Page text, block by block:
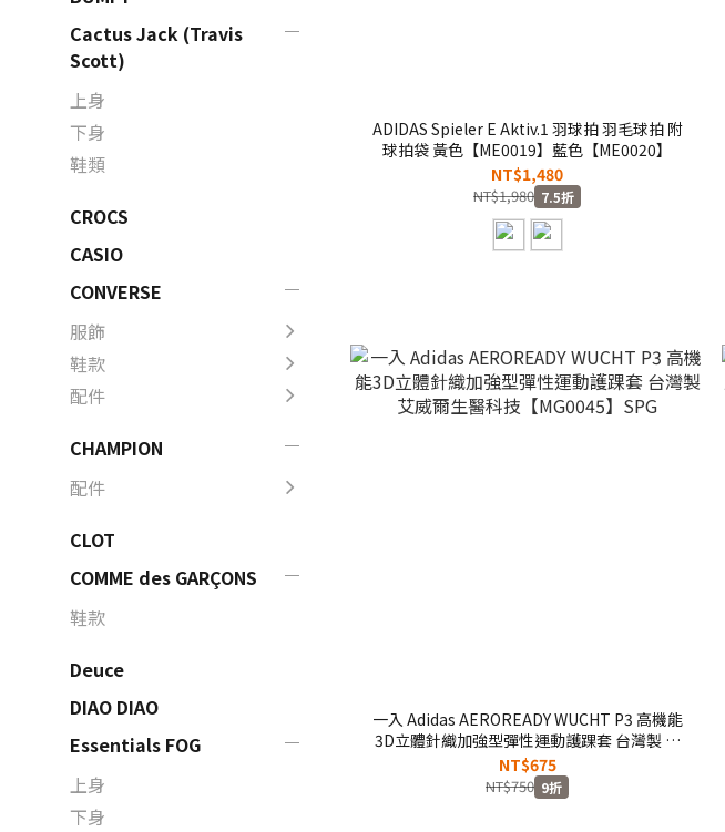
Cactus Jack (Travis
Scott)
上身
下身
鞋類
CROCS
CASIO
CONVERSE
服飾
鞋款
配件
CHAMPION
配件
CLOT
COMME des GARÇONS
鞋款
Deuce
DIAO DIAO
Essentials FOG
上身
下身
ADIDAS Spieler E Aktiv.1 羽球拍 羽毛球拍 附
球拍袋 黃色【ME0019】藍色【ME0020】
NT$1,480
NT$1,980 7.5折
一入 Adidas AEROREADY WUCHT P3 高機能
3D立體針織加強型彈性運動護踝套 台灣製 艾
威爾生醫科技【MG0045】SPG
NT$675
NT$750 9折